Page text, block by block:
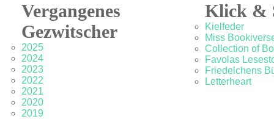
Vergangenes
Gezwitscher
2025
2024
2023
2022
2021
2020
2019
Klick &
Kielfeder
Miss
Collection of
Favolas
Friedelchens
Letterheart